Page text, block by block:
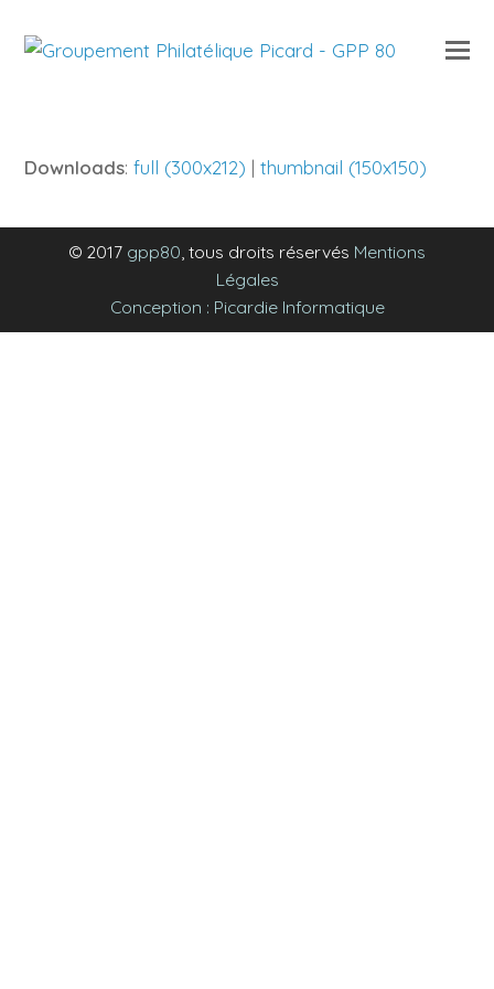
Downloads:full (300x212) |thumbnail (150x150)
© 2017 gpp80, tous droits réservés Mentions
Légales
Conception : Picardie Informatique